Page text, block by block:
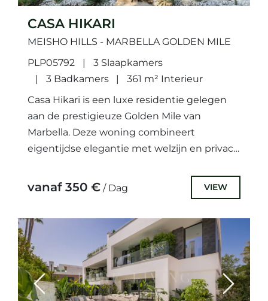
CASA HIKARI
MEISHO HILLS - MARBELLA GOLDEN MILE
PLP05792
3 Slaapkamers
3 Badkamers
361 m² Interieur
Casa Hikari is een luxe residentie gelegen
aan de prestigieuze Golden Mile van
Marbella. Deze woning combineert
eigentijdse elegantie met welzijn en privacy
vanaf 350 € / Dag VIEW
Previous Next